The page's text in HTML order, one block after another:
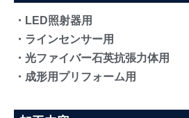
・LED照射器用
・ラインセンサー用
・光ファイバー石英抗張力体用
・成形用プリフォーム用